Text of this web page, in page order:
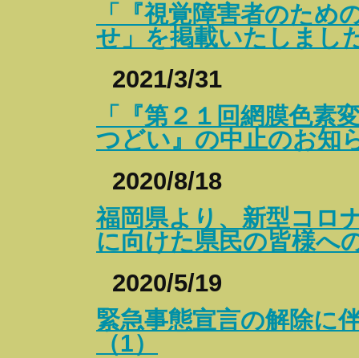
「『視覚障害者のため
せ」を掲載いたしまし
2021/3/31
「『第２１回網膜色素
つどい』の中止のお知
2020/8/18
福岡県より、新型コロ
に向けた県民の皆様へ
2020/5/19
緊急事態宣言の解除に
（1）